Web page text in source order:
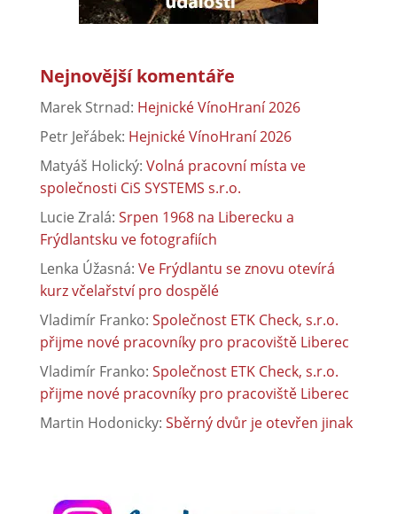
Nejnovější komentáře
Marek Strnad: Hejnické VínoHraní 2026
Petr Jeřábek: Hejnické VínoHraní 2026
Matyáš Holický: Volná pracovní místa ve
společnosti CiS SYSTEMS s.r.o.
Lucie Zralá: Srpen 1968 na Liberecku a
Frýdlantsku ve fotografiích
Lenka Úžasná: Ve Frýdlantu se znovu otevírá
kurz včelařství pro dospělé
Vladimír Franko: Společnost ETK Check, s.r.o.
přijme nové pracovníky pro pracoviště Liberec
Vladimír Franko: Společnost ETK Check, s.r.o.
přijme nové pracovníky pro pracoviště Liberec
Martin Hodonicky: Sběrný dvůr je otevřen jinak